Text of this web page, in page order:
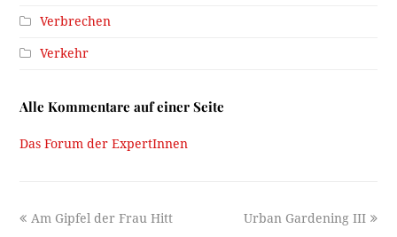
Verbrechen
Verkehr
Alle Kommentare auf einer Seite
Das Forum der ExpertInnen
previous
Am Gipfel der Frau Hitt
next
Urban Gardening III